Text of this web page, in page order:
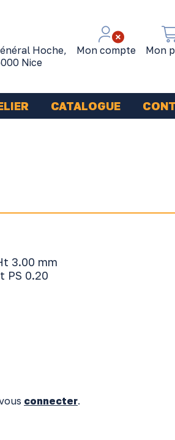
Hoche,
Nice
Mon compte Mon
CATALOGUE
3.00 mm
PS 0.20
connecter.